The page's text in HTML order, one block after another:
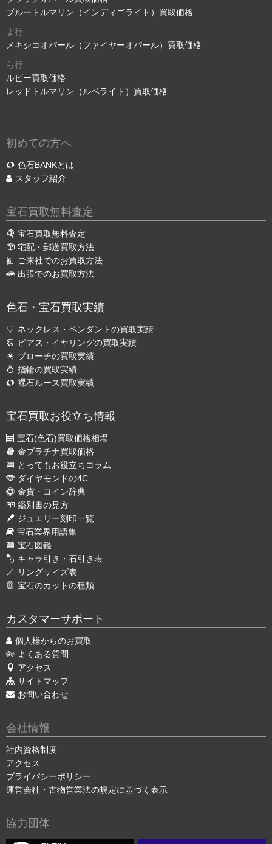
ブルートルマリン（インディゴライト）買取価格
ま行
メキシコオパール（ファイヤーオパール）買取価格
ら行
ルビー買取価格
レッドトルマリン（ルベライト）買取価格
初めての方へ
色石BANKとは
スタッフ紹介
宝石買取無料査定
宝石買取無料査定
宅配・郵送買取方法
ご来社でのお買取方法
出張でのお買取方法
色石・宝石買取実績
ネックレス・ペンダントの買取実績
ピアス・イヤリングの買取実績
ブローチの買取実績
指輪の買取実績
裸石ルース買取実績
宝石買取お役立ち情報
宝石(色石)買取価格相場
金プラチナ買取価格
とってもお役立ちコラム
ダイヤモンドの4C
金貨・コイン辞典
鑑別書の見方
ジュエリー刻印一覧
宝石業界用語集
宝石図鑑
キャラ引き・石引き表
リングサイズ表
宝石のカットの種類
カスタマーサポート
個人様からのお買取
よくある質問
アクセス
サイトマップ
お問い合わせ
会社情報
社内資格制度
アクセス
プライバシーポリシー
運営会社・古物営業法の規定に基づく表示
協力団体